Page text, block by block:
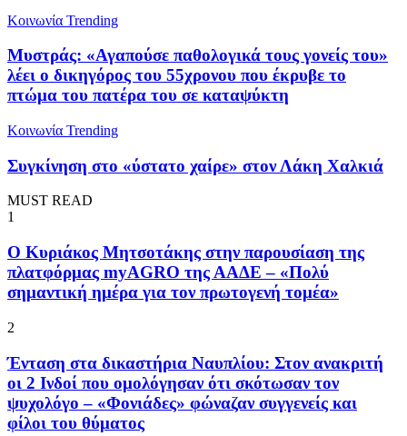
Κοινωνία Trending
Μυστράς: «Αγαπούσε παθολογικά τους γονείς του»
λέει ο δικηγόρος του 55χρονου που έκρυβε το
πτώμα του πατέρα του σε καταψύκτη
Κοινωνία Trending
Συγκίνηση στο «ύστατο χαίρε» στον Λάκη Χαλκιά
MUST READ
1
Ο Κυριάκος Μητσοτάκης στην παρουσίαση της
πλατφόρμας myAGRO της ΑΑΔΕ – «Πολύ
σημαντική ημέρα για τον πρωτογενή τομέα»
2
Ένταση στα δικαστήρια Ναυπλίου: Στον ανακριτή
οι 2 Ινδοί που ομολόγησαν ότι σκότωσαν τον
ψυχολόγο – «Φονιάδες» φώναζαν συγγενείς και
φίλοι του θύματος